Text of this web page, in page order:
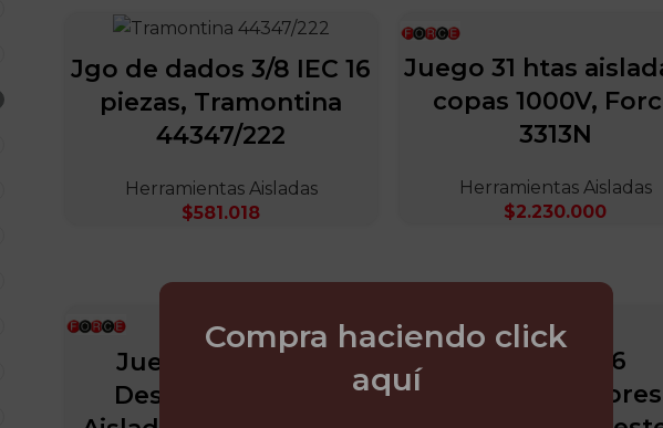
Compra haciendo click
aquí
Jgo de dados 3/8 IEC 16
piezas, Tramontina
44347/222
Herramientas Aisladas
$581.018
Juego 31 htas
copas 1000V,
3313N
Herramientas Aisladas
$2.230.000
Juego Alicates y
Destornilladores
Juego de 6
destornilladores